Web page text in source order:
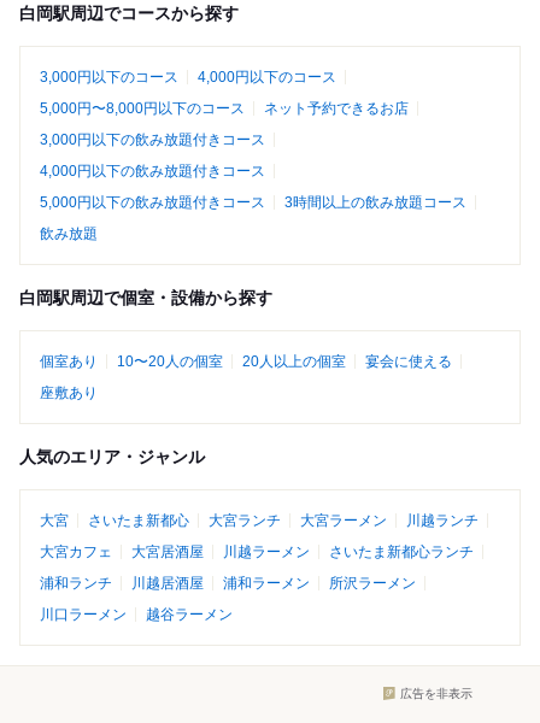
白岡駅周辺でコースから探す
3,000円以下のコース
4,000円以下のコース
5,000円〜8,000円以下のコース
ネット予約できるお店
3,000円以下の飲み放題付きコース
4,000円以下の飲み放題付きコース
5,000円以下の飲み放題付きコース
3時間以上の飲み放題コース
飲み放題
白岡駅周辺で個室・設備から探す
個室あり 10〜20人の個室 20人以上の個室
宴会に使える
座敷あり
人気のエリア・ジャンル
大宮 さいたま新都心 大宮ランチ 大宮ラーメン
川越ランチ
大宮カフェ
大宮居酒屋 川越ラーメン
さいたま新都心ランチ
浦和ランチ
川越居酒屋 浦和ラーメン
所沢ラーメン
川口ラーメン
越谷ラーメン
広告を非表示